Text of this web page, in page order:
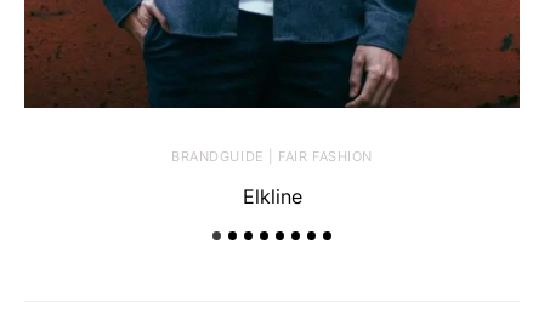
BRANDGUIDE | FAIR FASHION
Elkline